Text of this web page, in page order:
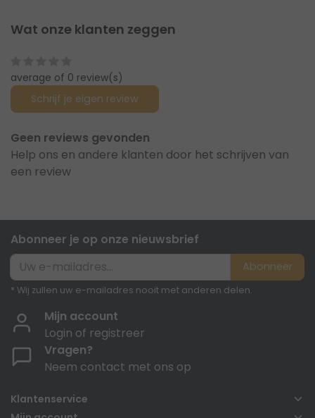
Wat onze klanten zeggen
average of 0 review(s)
Schrijf je eigen review
Geen reviews gevonden
Help ons en andere klanten door het schrijven van
een review
Abonneer je op onze nieuwsbrief
Abonneer
* Wij zullen uw e-mailadres nooit met anderen delen.
Mijn account
Login of registreer
Vragen?
Neem contact met ons op
Klantenservice